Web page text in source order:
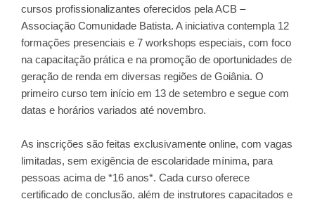
cursos profissionalizantes oferecidos pela ACB –
Associação Comunidade Batista. A iniciativa contempla 12
formações presenciais e 7 workshops especiais, com foco
na capacitação prática e na promoção de oportunidades de
geração de renda em diversas regiões de Goiânia. O
primeiro curso tem início em 13 de setembro e segue com
datas e horários variados até novembro.
As inscrições são feitas exclusivamente online, com vagas
limitadas, sem exigência de escolaridade mínima, para
pessoas acima de *16 anos*. Cada curso oferece
certificado de conclusão, além de instrutores capacitados e